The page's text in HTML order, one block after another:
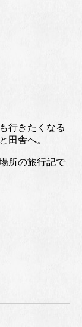
行きたくなる
田舎へ。
所の旅行記で